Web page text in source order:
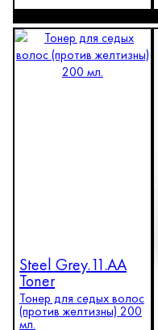
Steel Grey.11.AA
Toner
Тонер для седых волос
(против желтизны) 200
мл.